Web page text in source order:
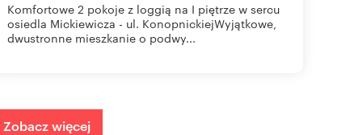
Komfortowe 2 pokoje z loggią na I piętrze w sercu
osiedla Mickiewicza - ul. KonopnickiejWyjątkowe,
dwustronne mieszkanie o podwy...
Zobacz więcej